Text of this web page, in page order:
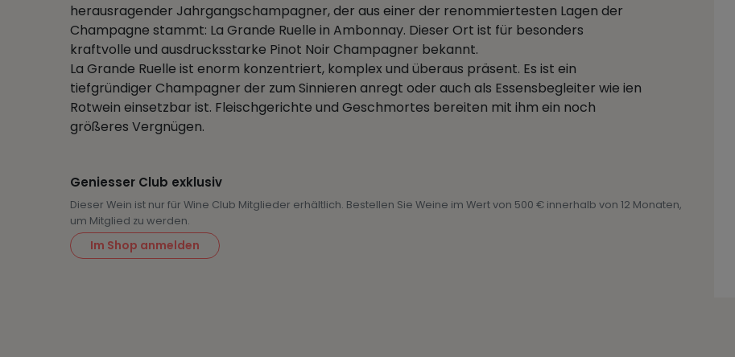
herausragender Jahrgangschampagner, der aus einer der renommiertesten Lagen der
Champagne stammt: La Grande Ruelle in Ambonnay. Dieser Ort ist für besonders
kraftvolle und ausdrucksstarke Pinot Noir Champagner bekannt.
La Grande Ruelle ist enorm konzentriert, komplex und überaus präsent. Es ist ein
tiefgründiger Champagner der zum Sinnieren anregt oder auch als Essensbegleiter wie ien
Rotwein einsetzbar ist. Fleischgerichte und Geschmortes bereiten mit ihm ein noch
größeres Vergnügen.
Geniesser Club exklusiv
Dieser Wein ist nur für Wine Club Mitglieder erhältlich. Bestellen Sie Weine im Wert von 500 € innerhalb von 12 Monaten,
um Mitglied zu werden.
Im Shop anmelden